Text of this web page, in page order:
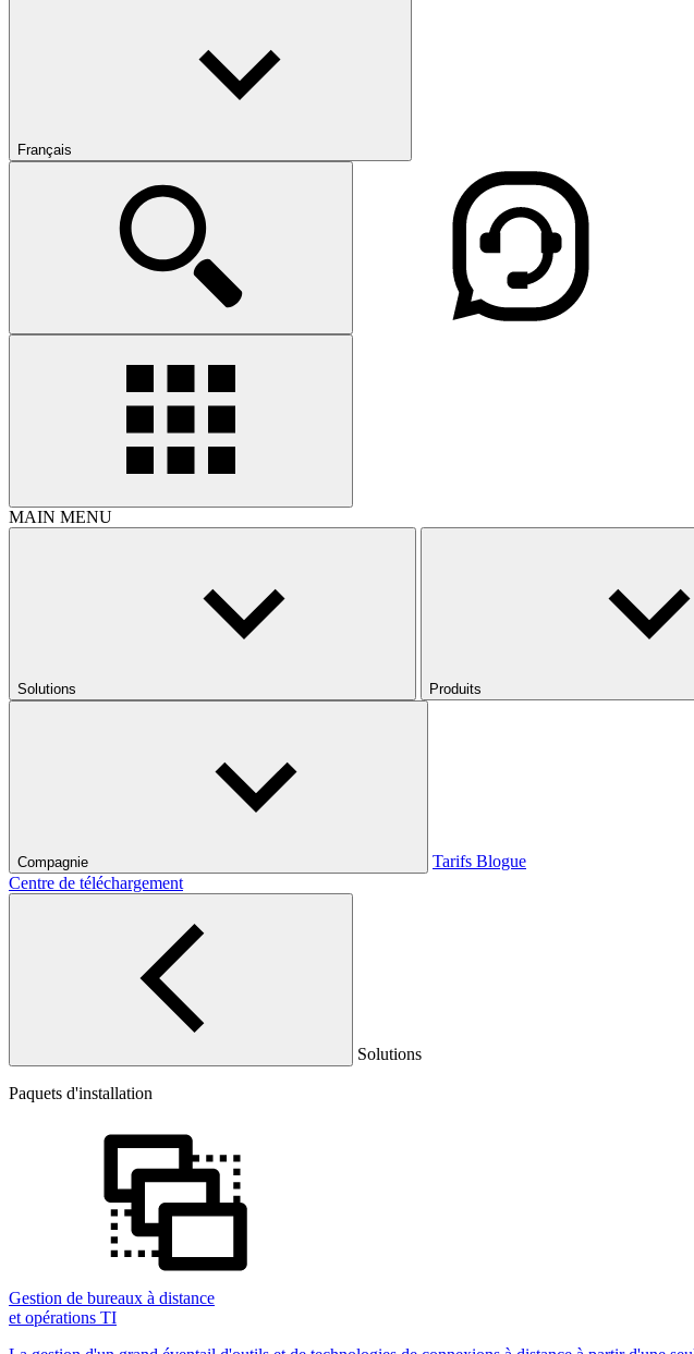
Français
MAIN MENU
Solutions Produits
Compagnie Tarifs Blogue
Centre de téléchargement
Solutions
Paquets d'installation
Gestion de bureaux à distance
et opérations TI